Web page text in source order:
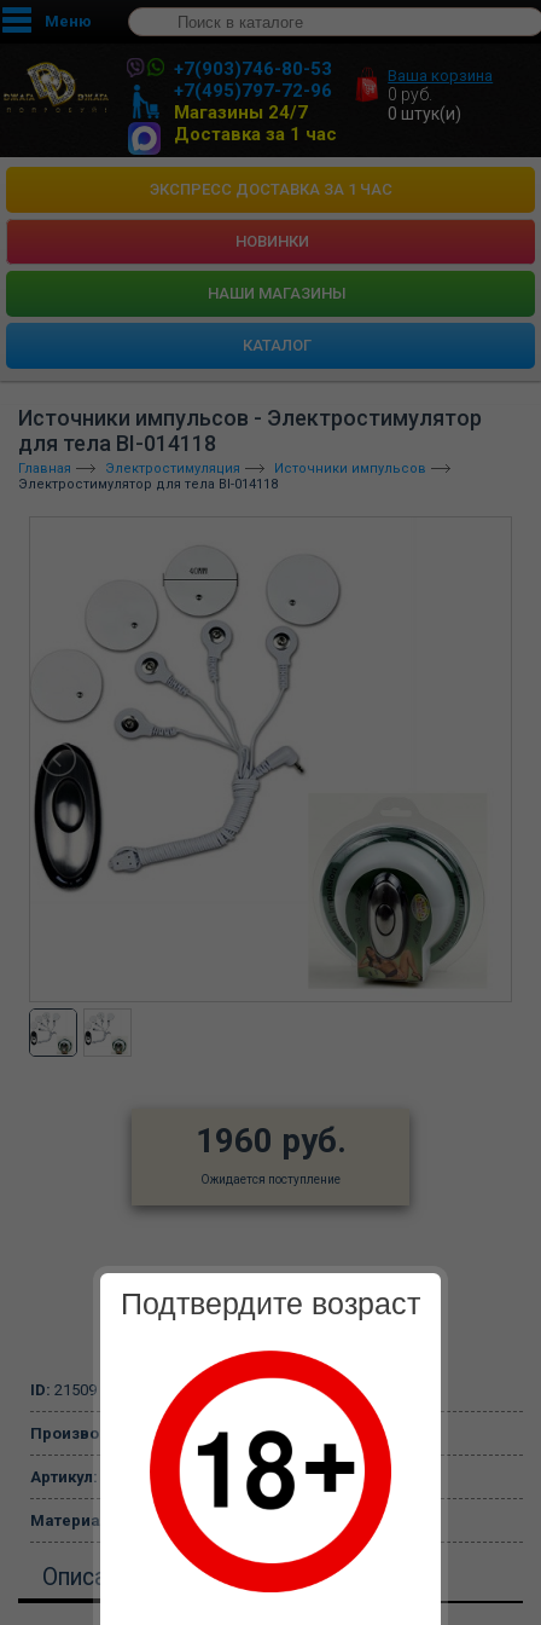
Меню
+7(903)746-80-53
+7(495)797-72-96
Магазины 24/7
Доставка за 1 час
Ваша корзина
0 руб.
0 штук(и)
ЭКСПРЕСС ДОСТАВКА ЗА 1 ЧАС
НОВИНКИ
HАШИ МАГАЗИНЫ
КАТАЛОГ
Источники импульсов - Электростимулятор
для тела BI-014118
Главная Электростимуляция
Источники импульсов
Электростимулятор для тела BI-014118
1960 руб.
Ожидается поступление
ID: 21509
Производитель: Liaoyang Baile Health Care Product Co.
Артикул: BI-014118
Материал: Пластик
Описание
Подтвердите возраст